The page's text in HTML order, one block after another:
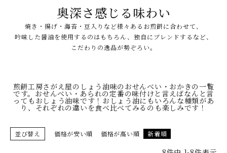
やみつきしみかりせん
人気ランキング
奥深さ感じる味わい
焼き・揚げ・海苔・豆入りなど様々あるお煎餅に合わせて、
吟味した醤油を使用するのはもちろん、独自にブレンドするなど、
こだわりの逸品が勢ぞろい。
煎餅工房さがえ屋のしょう油味のおせんべい・おかきの一覧
です。おせんべい・あられの定番の味付けと言えばなんと言
ってもおしょう油味です！おしょう油にもいろんな種類があ
り、それぞれの違いを食べ比べてみるのも楽しみです！
並び替え 価格が安い順 価格が高い順 新着順